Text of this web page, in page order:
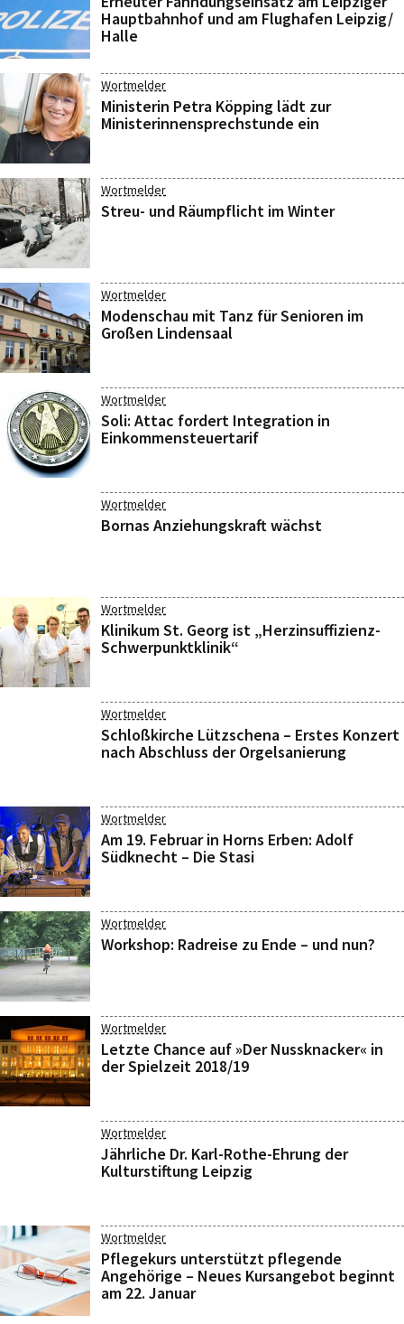
Hauptbahnhof und am Flughafen Leipzig/
Halle
Wortmelder
Ministerin Petra Köpping lädt zur
Ministerinnensprechstunde ein
Wortmelder
Streu- und Räumpflicht im Winter
Wortmelder
Modenschau mit Tanz für Senioren im
Großen Lindensaal
Wortmelder
Soli: Attac fordert Integration in
Einkommensteuertarif
Wortmelder
Bornas Anziehungskraft wächst
Wortmelder
Klinikum St. Georg ist „Herzinsuffizienz-
Schwerpunktklinik“
Wortmelder
Schloßkirche Lützschena – Erstes Konzert
nach Abschluss der Orgelsanierung
Wortmelder
Am 19. Februar in Horns Erben: Adolf
Südknecht – Die Stasi
Wortmelder
Workshop: Radreise zu Ende – und nun?
Wortmelder
Letzte Chance auf »Der Nussknacker« in
der Spielzeit 2018/19
Wortmelder
Jährliche Dr. Karl-Rothe-Ehrung der
Kulturstiftung Leipzig
Wortmelder
Pflegekurs unterstützt pflegende
Angehörige – Neues Kursangebot beginnt
am 22. Januar